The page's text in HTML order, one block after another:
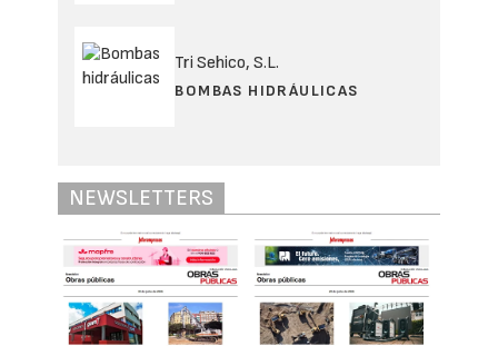
Tri Sehico, S.L.
BOMBAS HIDRÁULICAS
NEWSLETTERS